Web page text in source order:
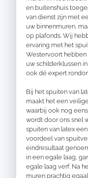
en buitenshuis
van dienst zijn met
uw binnenmuren,
op plafonds. Wij
ervaring met het
Westervoort
uw schilderklussen
ook dé expert
Bij het spuiten van
maakt het een
waarbij ook nog
wordt door ons snel
spuiten van latex
voordeel van
eindresultaat
in een egale laag,
egale laag verf. Na
muren prachtig